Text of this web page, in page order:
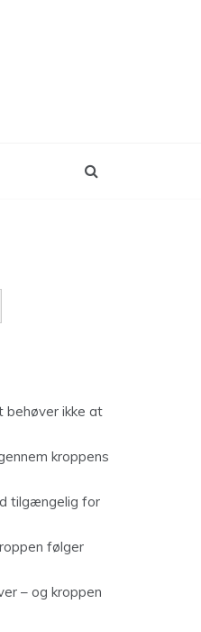
behøver ikke at
kroppens
tilgængelig for
følger
– og kroppen